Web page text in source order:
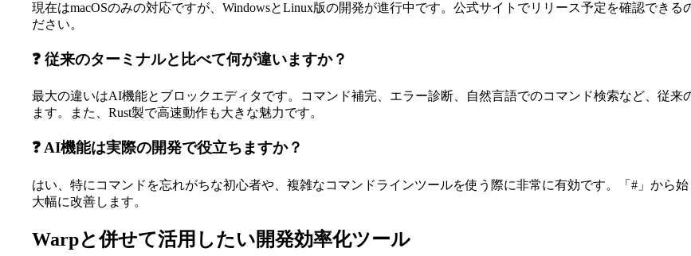
現在はmacOSのみの対応ですが、WindowsとLinux版の開発が進行中です。公式サイトでリリース予定を確認でき
ださい。
❓ 従来のターミナルと比べて何が違いますか？
最大の違いはAI機能とブロックエディタです。コマンド補完、エラー診断、自然言語でのコマンド検索など、従
ます。また、Rust製で高速動作も大きな魅力です。
❓ AI機能は実際の開発で役立ちますか？
はい、特にコマンドを忘れがちな初心者や、複雑なコマンドラインツールを使う際に非常に有効です。「#」から
大幅に改善します。
Warpと併せて活用したい開発効率化ツール